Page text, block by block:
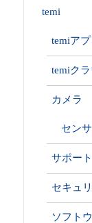
temi
temiアプ
temiク
カメラ
セン
サポート
セキュ
ソフト